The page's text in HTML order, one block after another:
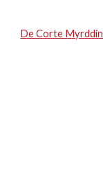
De Corte Myrddin